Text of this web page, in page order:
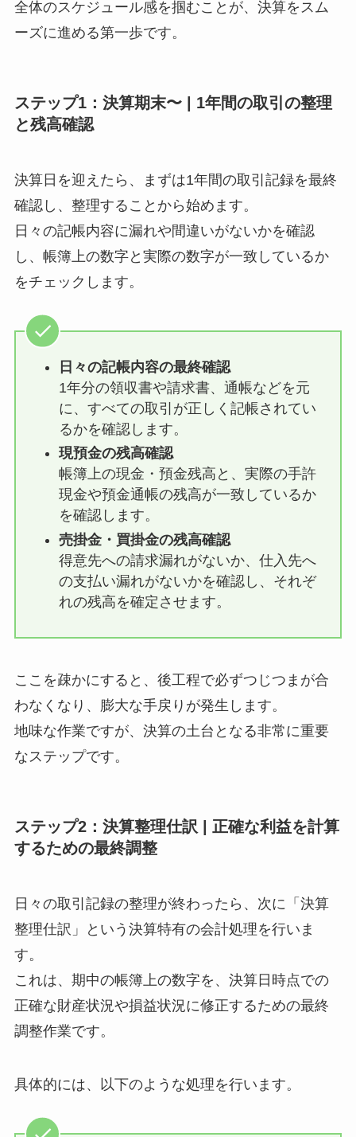
全体のスケジュール感を掴むことが、決算をスム
ーズに進める第一歩です。
ステップ1：決算期末〜 | 1年間の取引の整理
と残高確認
決算日を迎えたら、まずは1年間の取引記録を最終
確認し、整理することから始めます。
日々の記帳内容に漏れや間違いがないかを確認
し、帳簿上の数字と実際の数字が一致しているか
をチェックします。
日々の記帳内容の最終確認
1年分の領収書や請求書、通帳などを元
に、すべての取引が正しく記帳されてい
るかを確認します。
現預金の残高確認
帳簿上の現金・預金残高と、実際の手許
現金や預金通帳の残高が一致しているか
を確認します。
売掛金・買掛金の残高確認
得意先への請求漏れがないか、仕入先へ
の支払い漏れがないかを確認し、それぞ
れの残高を確定させます。
ここを疎かにすると、後工程で必ずつじつまが合
わなくなり、膨大な手戻りが発生します。
地味な作業ですが、決算の土台となる非常に重要
なステップです。
ステップ2：決算整理仕訳 | 正確な利益を計算
するための最終調整
日々の取引記録の整理が終わったら、次に「決算
整理仕訳」という決算特有の会計処理を行いま
す。
これは、期中の帳簿上の数字を、決算日時点での
正確な財産状況や損益状況に修正するための最終
調整作業です。
具体的には、以下のような処理を行います。